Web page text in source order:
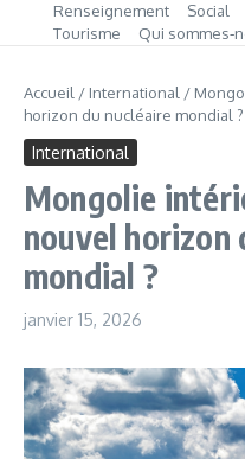
Renseignement
Social
Tourisme
Qui
Accueil / International /
horizon du nucléaire mondial ?
International
Mongolie
nouvel horizon
mondial ?
janvier 15, 2026